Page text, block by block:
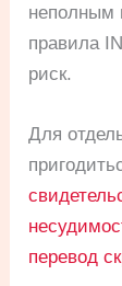
неполным
правила
риск.
Для
перевод